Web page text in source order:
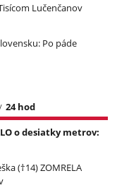
Lučenčanov
Po páde
24 hod
o desiatky metrov:
(†14) ZOMRELA